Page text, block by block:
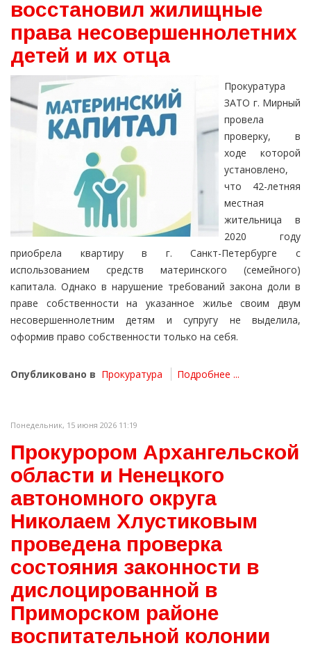
восстановил жилищные
права несовершеннолетних
детей и их отца
Прокуратура
ЗАТО г. Мирный
провела
проверку, в
ходе которой
установлено,
что 42-летняя
местная
жительница в
2020 году
приобрела квартиру в г. Санкт-Петербурге с
использованием средств материнского (семейного)
капитала. Однако в нарушение требований закона доли в
праве собственности на указанное жилье своим двум
несовершеннолетним детям и супругу не выделила,
оформив право собственности только на себя.
Опубликовано в Прокуратура Подробнее ...
Понедельник, 15 июня 2026 11:19
Прокурором Архангельской
области и Ненецкого
автономного округа
Николаем Хлустиковым
проведена проверка
состояния законности в
дислоцированной в
Приморском районе
воспитательной колонии